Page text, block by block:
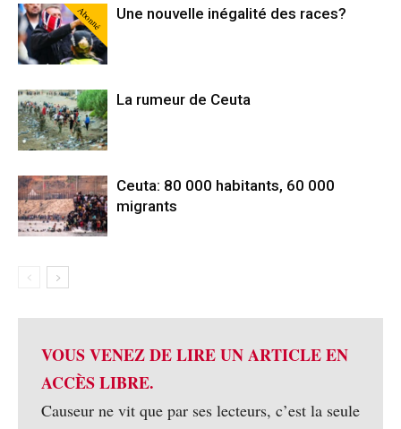
Abonné Une nouvelle inégalité des races?
La rumeur de Ceuta
Ceuta: 80 000 habitants, 60 000
migrants
VOUS VENEZ DE LIRE UN ARTICLE EN
ACCÈS LIBRE.
Causeur ne vit que par ses lecteurs, c’est la seule